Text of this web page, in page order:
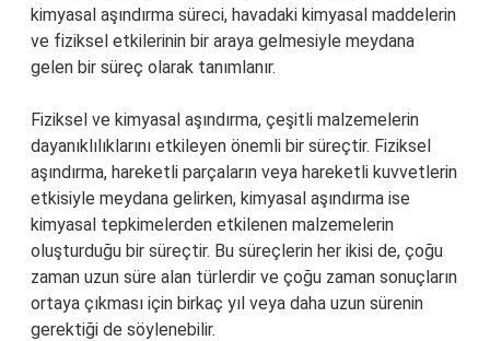
kimyasal aşındırma süreci, havadaki kimyasal maddelerin
ve fiziksel etkilerinin bir araya gelmesiyle meydana
gelen bir süreç olarak tanımlanır.
Fiziksel ve kimyasal aşındırma, çeşitli malzemelerin
dayanıklılıklarını etkileyen önemli bir süreçtir. Fiziksel
aşındırma, hareketli parçaların veya hareketli kuvvetlerin
etkisiyle meydana gelirken, kimyasal aşındırma ise
kimyasal tepkimelerden etkilenen malzemelerin
oluşturduğu bir süreçtir. Bu süreçlerin her ikisi de, çoğu
zaman uzun süre alan türlerdir ve çoğu zaman sonuçların
ortaya çıkması için birkaç yıl veya daha uzun sürenin
gerektiği de söylenebilir.